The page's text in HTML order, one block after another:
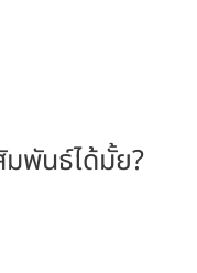
พันธ์ได้มั้ย?